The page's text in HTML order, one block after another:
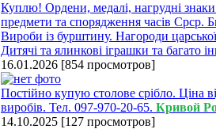
Куплю! Ордени, медалі, нагрудні
предмети та спорядження часів Срср.
Вироби із бурштину. Нагороди
Дитячі та ялинкові іграшки та багато
16.01.2026 [854 просмотров]
Постійно купую столове срібло. Ціна
виробів. Тел. 097-970-20-65. Кривой
14.10.2025 [127 просмотров]